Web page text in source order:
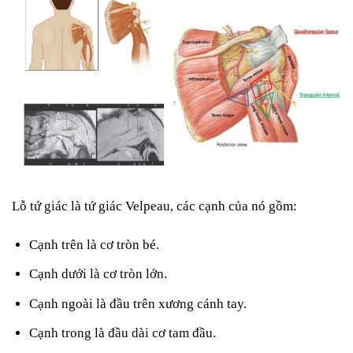
Lỗ tứ giác là tứ giác Velpeau, các cạnh của nó gồm:
Cạnh trên là cơ tròn bé.
Cạnh dưới là cơ tròn lớn.
Cạnh ngoài là đầu trên xương cánh tay.
Cạnh trong là đầu dài cơ tam đầu.